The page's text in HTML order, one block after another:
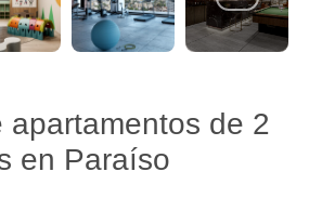
apartamentos de 2
en Paraíso